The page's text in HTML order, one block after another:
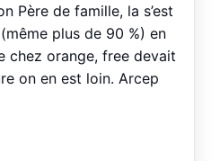
Père de famille, la s’est
plus de 90 %) en
chez orange, free devait
on en est loin. Arcep